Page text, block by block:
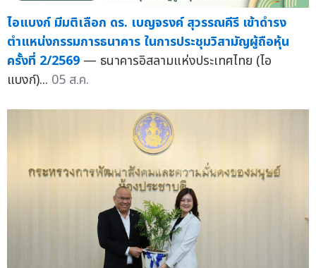
ไอแบงก์ มีมติเลือก ดร. เบญจรงค์ สุวรรณคีรี เข้าดำรง
ตำแหน่งกรรมการธนาคาร ในการประชุมวิสามัญผู้ถือหุ้น
ครั้งที่ 2/2569 — ธนาคารอิสลามแห่งประเทศไทย (ไอ
แบงก์)... 05 ส.ค.